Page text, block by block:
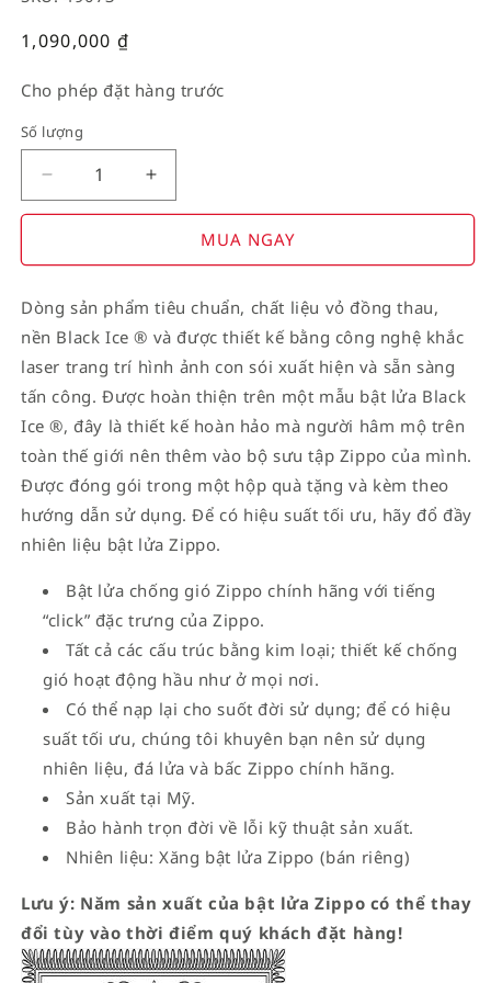
Giá
1,090,000₫
Cho phép đặt hàng trước
Số lượng
Decrease
quantity
American
on
Flag
Increase
quantity
American
on
Flag
MUA NGAY
Dòng sản phẩm tiêu chuẩn, chất liệu vỏ đồng thau,
nền Black Ice ® và được thiết kế bằng công nghệ khắc
laser trang trí hình ảnh con sói xuất hiện và sẵn sàng
tấn công. Được hoàn thiện trên một mẫu bật lửa Black
Ice ®, đây là thiết kế hoàn hảo mà người hâm mộ trên
toàn thế giới nên thêm vào bộ sưu tập Zippo của mình.
Được đóng gói trong một hộp quà tặng và kèm theo
hướng dẫn sử dụng. Để có hiệu suất tối ưu, hãy đổ đầy
nhiên liệu bật lửa Zippo.
Bật lửa chống gió Zippo chính hãng với tiếng
“click” đặc trưng của Zippo.
Tất cả các cấu trúc bằng kim loại; thiết kế chống
gió hoạt động hầu như ở mọi nơi.
Có thể nạp lại cho suốt đời sử dụng; để có hiệu
suất tối ưu, chúng tôi khuyên bạn nên sử dụng
nhiên liệu, đá lửa và bấc Zippo chính hãng.
Sản xuất tại Mỹ.
Bảo hành trọn đời về lỗi kỹ thuật sản xuất.
Nhiên liệu: Xăng bật lửa Zippo (bán riêng)
Lưu ý: Năm sản xuất của bật lửa Zippo có thể thay
đổi tùy vào thời điểm quý khách đặt hàng!